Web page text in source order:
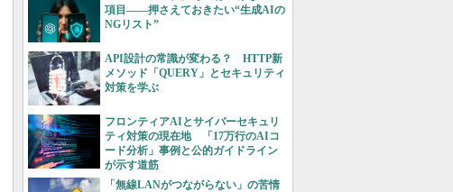
項目――押さえておきたい“生成AIの
NGリスト”
API設計の常識が変わる？ HTTP新
メソッド「QUERY」とセキュリティ
対策を学ぶ
フロンティアAIとサイバーセキュリ
ティ対策の現在地 「17万行のAIコ
ード分析」事例と公的ガイドライン
が示す道筋
「無線LANがつながらない」の苦情